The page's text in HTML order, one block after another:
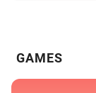
GAMES